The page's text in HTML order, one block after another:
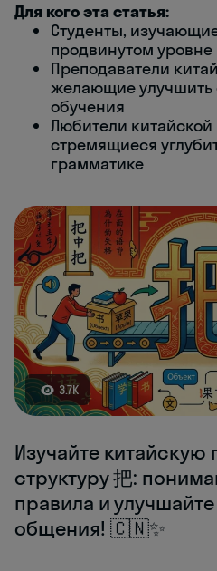
Для кого эта статья:
Студенты,
продвинутом уровне
Преподаватели
желающие улучшить
обучения
Любители китайской
стремящиеся
грамматике
3.7K
Изучайте китайскую
структуру 把:
правила и
общения! 🇨🇳✨